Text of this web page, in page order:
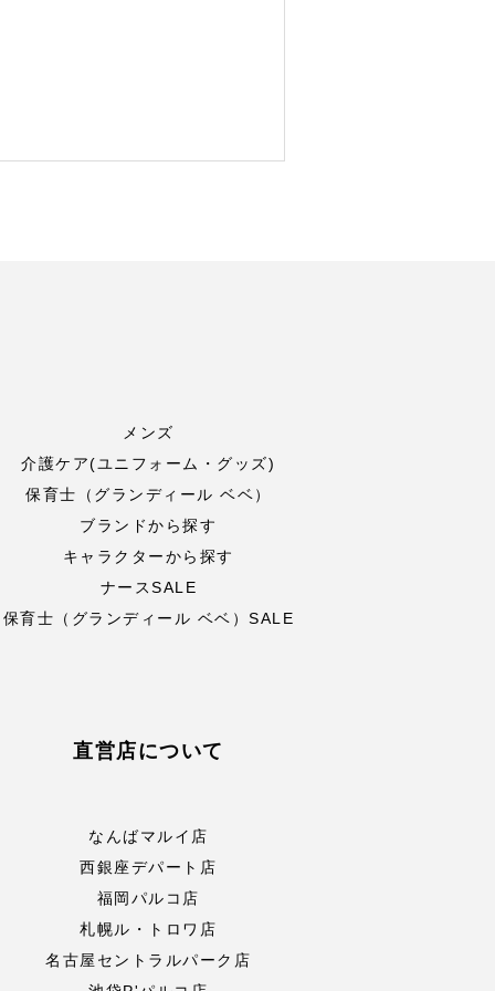
メンズ
介護ケア(ユニフォーム・グッズ)
保育士（グランディール ベベ）
ブランドから探す
キャラクターから探す
ナースSALE
保育士（グランディール ベベ）SALE
直営店について
なんばマルイ店
西銀座デパート店
福岡パルコ店
札幌ル・トロワ店
名古屋セントラルパーク店